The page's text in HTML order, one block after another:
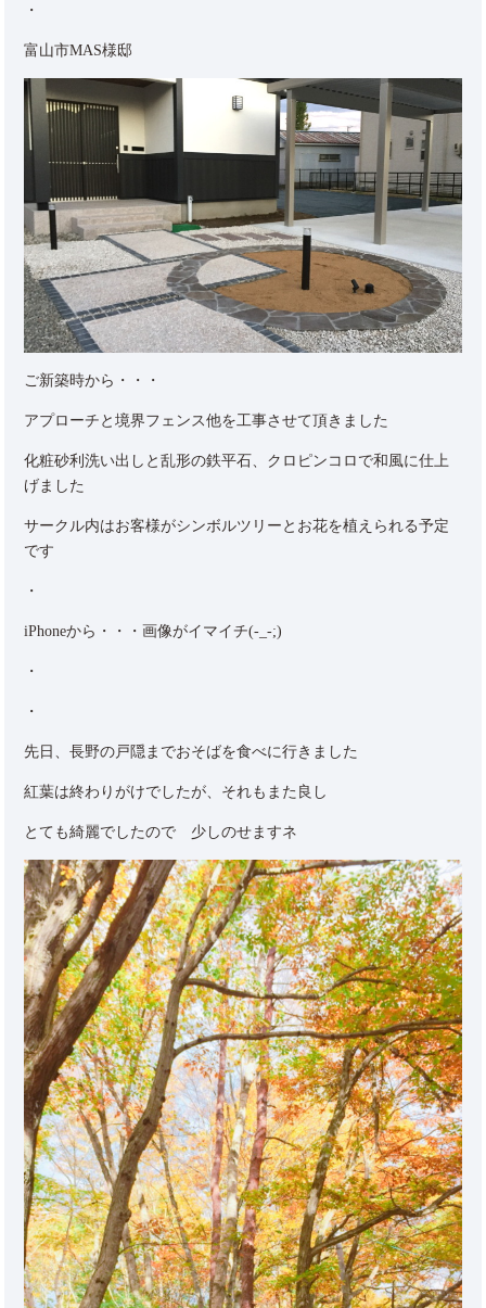
・
富山市MAS様邸
ご新築時から・・・
アプローチと境界フェンス他を工事させて頂きました
化粧砂利洗い出しと乱形の鉄平石、クロピンコロで和風に仕上
げました
サークル内はお客様がシンボルツリーとお花を植えられる予定
です
・
iPhoneから・・・画像がイマイチ(-_-;)
・
・
先日、長野の戸隠までおそばを食べに行きました
紅葉は終わりがけでしたが、それもまた良し
とても綺麗でしたので 少しのせますネ